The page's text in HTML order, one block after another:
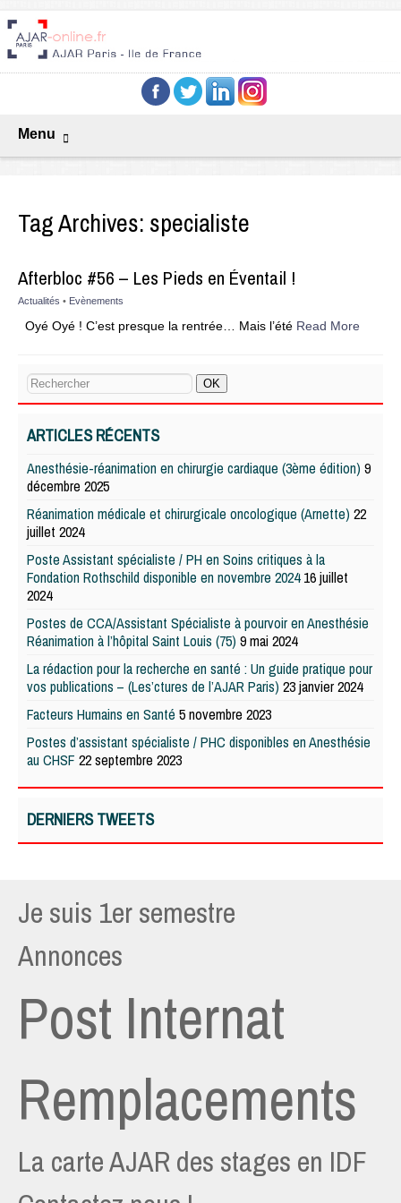
Menu
Tag Archives: specialiste
Afterbloc #56 – Les Pieds en Éventail !
Actualités • Evènements
Oyé Oyé ! C’est presque la rentrée… Mais l’été Read More
ARTICLES RÉCENTS
Anesthésie-réanimation en chirurgie cardiaque (3ème édition) 9
décembre 2025
Réanimation médicale et chirurgicale oncologique (Arnette) 22
juillet 2024
Poste Assistant spécialiste / PH en Soins critiques à la
Fondation Rothschild disponible en novembre 2024 16 juillet
2024
Postes de CCA/Assistant Spécialiste à pourvoir en Anesthésie
Réanimation à l’hôpital Saint Louis (75) 9 mai 2024
La rédaction pour la recherche en santé : Un guide pratique pour
vos publications – (Les’ctures de l’AJAR Paris) 23 janvier 2024
Facteurs Humains en Santé 5 novembre 2023
Postes d’assistant spécialiste / PHC disponibles en Anesthésie
au CHSF 22 septembre 2023
DERNIERS TWEETS
Je suis 1er semestre
Annonces
Post Internat
Remplacements
La carte AJAR des stages en IDF